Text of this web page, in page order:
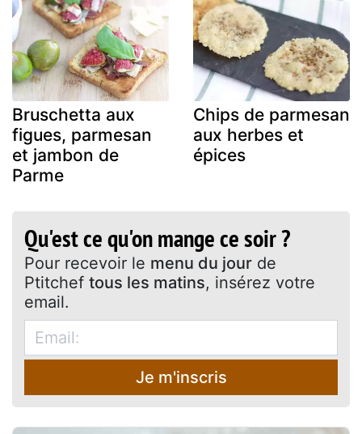
Bruschetta aux
figues, parmesan
et jambon de
Parme
Chips de parmesan
aux herbes et
épices
Qu'est ce qu'on mange ce soir ?
Pour recevoir le menu du jour de
Ptitchef tous les matins, insérez votre
email.
Je m'inscris